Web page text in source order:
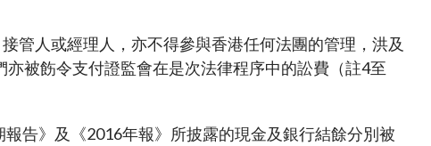
無紙證券市場的諮詢、資料文件及其他
材料
管人或經理人，亦不得參與香港任何法團的管理，洪及
被飭令支付證監會在是次法律程序中的訟費（註4至
告》及《2016年報》所披露的現金及銀行結餘分別被